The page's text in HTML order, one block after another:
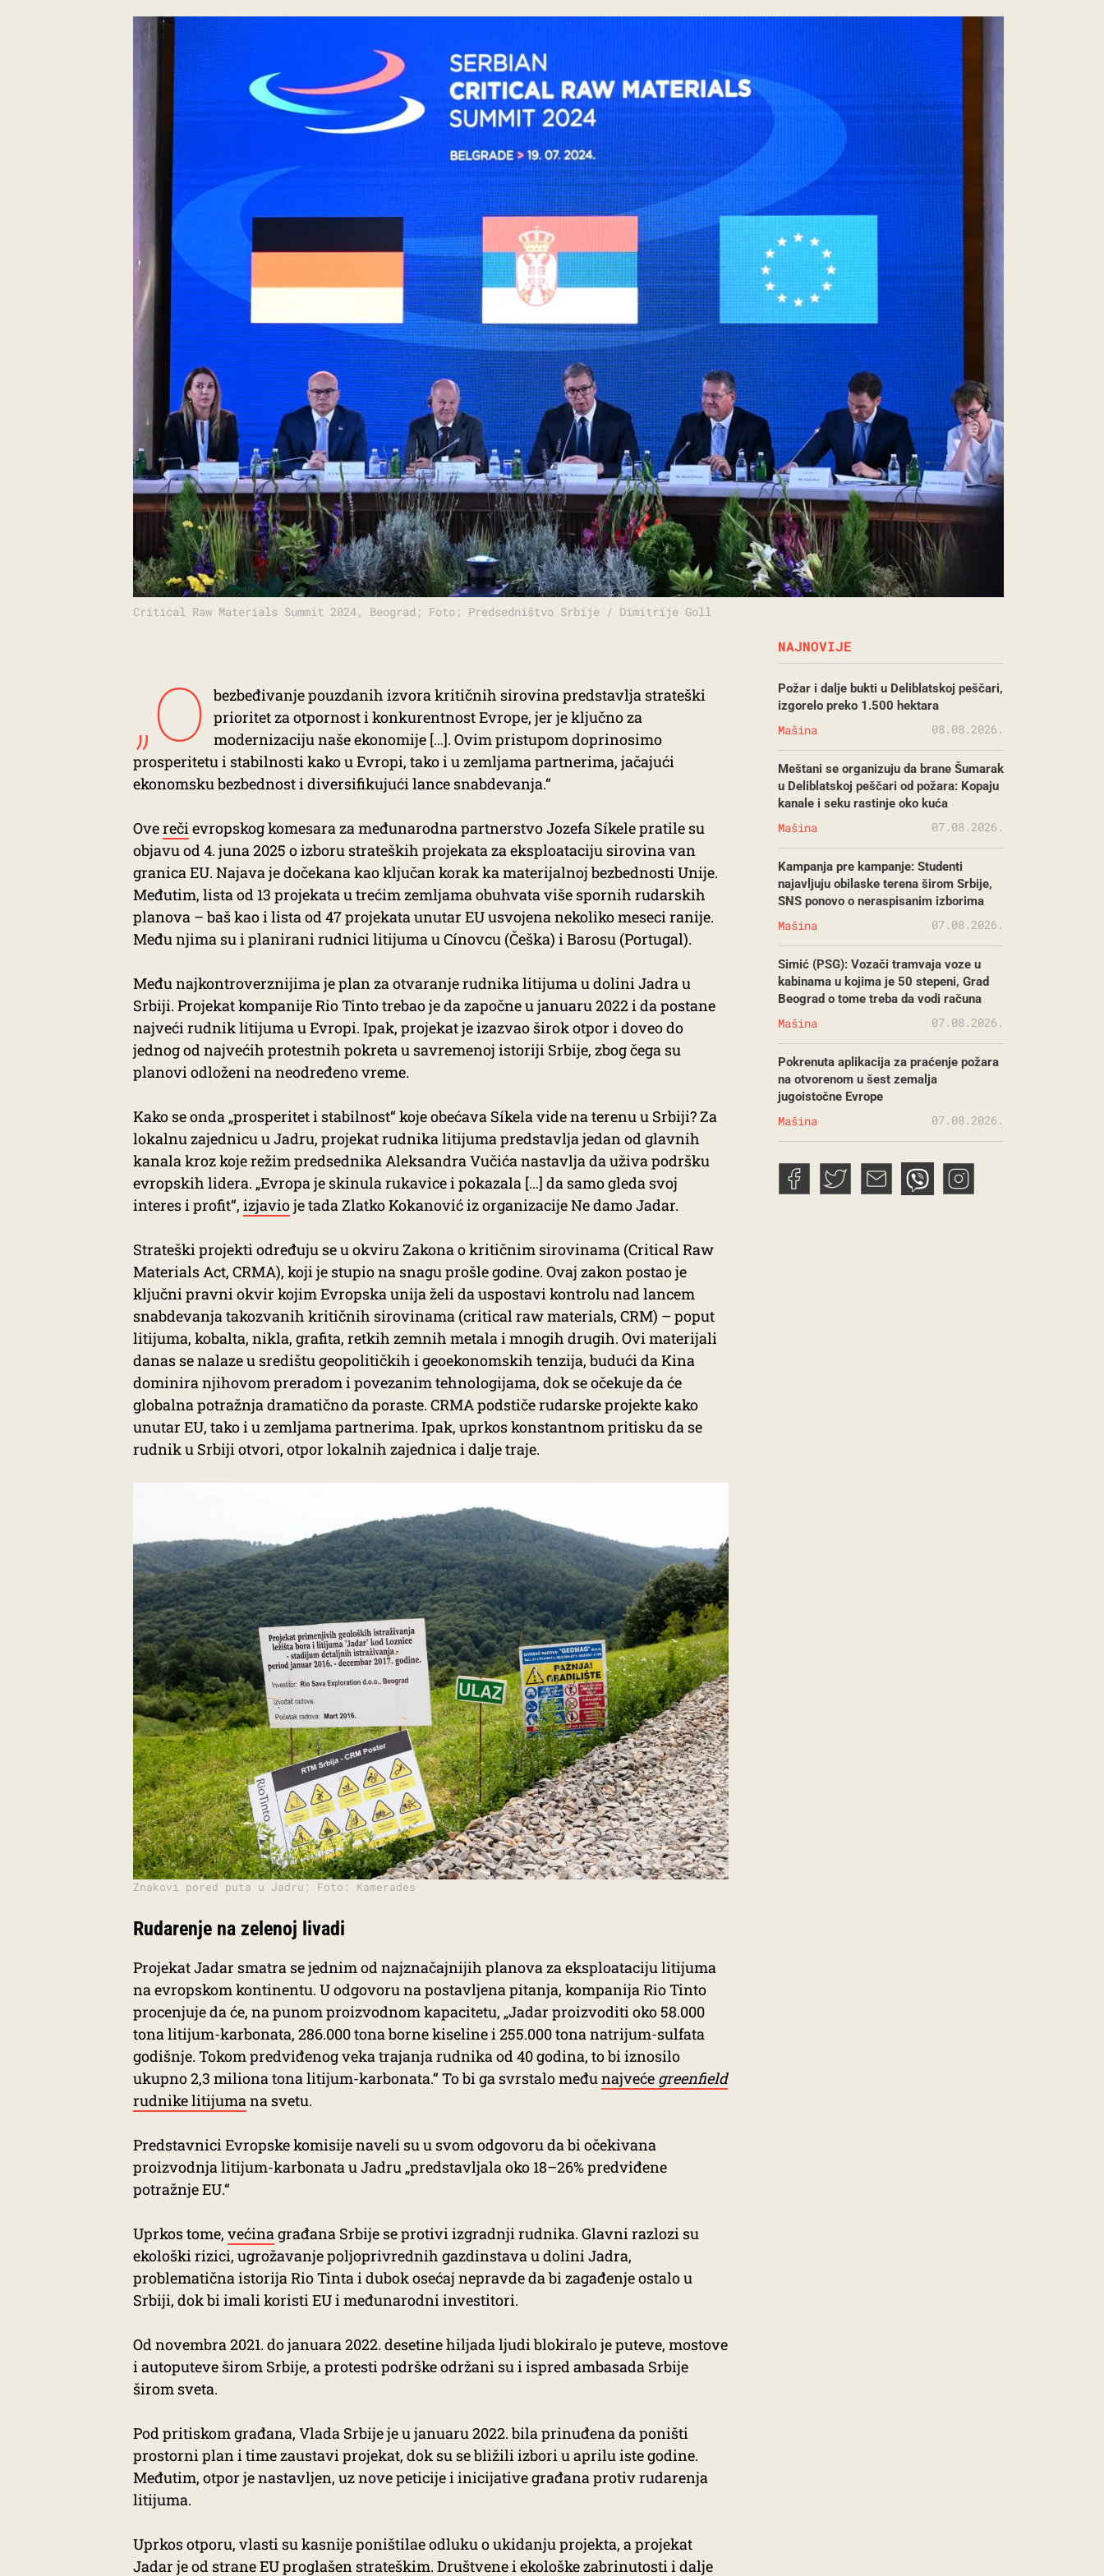
Critical Raw Materials Summit 2024, Beograd; Foto: Predsedništvo Srbije / Dimitrije Goll
„O bezbeđivanje pouzdanih izvora kritičnih sirovina predstavlja strateški
prioritet za otpornost i konkurentnost Evrope, jer je ključno za
modernizaciju naše ekonomije […]. Ovim pristupom doprinosimo
prosperitetu i stabilnosti kako u Evropi, tako i u zemljama partnerima, jačajući
ekonomsku bezbednost i diversifikujući lance snabdevanja.“
Overeči evropskog komesara za međunarodna partnerstvo Jozefa Síkele pratile su
objavu od 4. juna 2025 o izboru strateških projekata za eksploataciju sirovina van
granica EU. Najava je dočekana kao ključan korak ka materijalnoj bezbednosti Unije.
Međutim, lista od 13 projekata u trećim zemljama obuhvata više spornih rudarskih
planova – baš kao i lista od 47 projekata unutar EU usvojena nekoliko meseci ranije.
Među njima su i planirani rudnici litijuma u Cínovcu (Češka) i Barosu (Portugal).
Među najkontroverznijima je plan za otvaranje rudnika litijuma u dolini Jadra u
Srbiji. Projekat kompanije Rio Tinto trebao je da započne u januaru 2022 i da postane
najveći rudnik litijuma u Evropi. Ipak, projekat je izazvao širok otpor i doveo do
jednog od najvećih protestnih pokreta u savremenoj istoriji Srbije, zbog čega su
planovi odloženi na neodređeno vreme.
Kako se onda „prosperitet i stabilnost“ koje obećava Síkela vide na terenu u Srbiji? Za
lokalnu zajednicu u Jadru, projekat rudnika litijuma predstavlja jedan od glavnih
kanala kroz koje režim predsednika Aleksandra Vučića nastavlja da uživa podršku
evropskih lidera. „Evropa je skinula rukavice i pokazala […] da samo gleda svoj
interes i profit“, izjavioje tada Zlatko Kokanović iz organizacije Ne damo Jadar.
Strateški projekti određuju se u okviru Zakona o kritičnim sirovinama (Critical Raw
Materials Act, CRMA), koji je stupio na snagu prošle godine. Ovaj zakon postao je
ključni pravni okvir kojim Evropska unija želi da uspostavi kontrolu nad lancem
snabdevanja takozvanih kritičnih sirovinama (critical raw materials, CRM) – poput
litijuma, kobalta, nikla, grafita, retkih zemnih metala i mnogih drugih. Ovi materijali
danas se nalaze u središtu geopolitičkih i geoekonomskih tenzija, budući da Kina
dominira njihovom preradom i povezanim tehnologijama, dok se očekuje da će
globalna potražnja dramatično da poraste. CRMA podstiče rudarske projekte kako
unutar EU, tako i u zemljama partnerima. Ipak, uprkos konstantnom pritisku da se
rudnik u Srbiji otvori, otpor lokalnih zajednica i dalje traje.
Znakovi pored puta u Jadru; Foto: Kamerades
Rudarenje na zelenoj livadi
Projekat Jadar smatra se jednim od najznačajnijih planova za eksploataciju litijuma
na evropskom kontinentu. U odgovoru na postavljena pitanja, kompanija Rio Tinto
procenjuje da će, na punom proizvodnom kapacitetu, „Jadar proizvoditi oko 58.000
tona litijum-karbonata, 286.000 tona borne kiseline i 255.000 tona natrijum-sulfata
godišnje. Tokom predviđenog veka trajanja rudnika od 40 godina, to bi iznosilo
ukupno 2,3 miliona tona litijum-karbonata.“ To bi ga svrstalo međunajveće greenfield
rudnike litijumana svetu.
Predstavnici Evropske komisije naveli su u svom odgovoru da bi očekivana
proizvodnja litijum-karbonata u Jadru „predstavljala oko 18–26% predviđene
potražnje EU.“
Uprkos tome, većinagrađana Srbije se protivi izgradnji rudnika. Glavni razlozi su
ekološki rizici, ugrožavanje poljoprivrednih gazdinstava u dolini Jadra,
problematična istorija Rio Tinta i dubok osećaj nepravde da bi zagađenje ostalo u
Srbiji, dok bi imali koristi EU i međunarodni investitori.
Od novembra 2021. do januara 2022. desetine hiljada ljudi blokiralo je puteve, mostove
i autoputeve širom Srbije, a protesti podrške održani su i ispred ambasada Srbije
širom sveta.
Pod pritiskom građana, Vlada Srbije je u januaru 2022. bila prinuđena da poništi
prostorni plan i time zaustavi projekat, dok su se bližili izbori u aprilu iste godine.
Međutim, otpor je nastavljen, uz nove peticije i inicijative građana protiv rudarenja
litijuma.
Uprkos otporu, vlasti su kasnije poništilae odluku o ukidanju projekta, a projekat
Jadar je od strane EU proglašen strateškim. Društvene i ekološke zabrinutosti i dalje
NAJNOVIJE
Požar i dalje bukti u Deliblatskoj peščari,
izgorelo preko 1.500 hektara
Mašina 08.08.2026.
Meštani se organizuju da brane Šumarak
u Deliblatskoj peščari od požara: Kopaju
kanale i seku rastinje oko kuća
Mašina 07.08.2026.
Kampanja pre kampanje: Studenti
najavljuju obilaske terena širom Srbije,
SNS ponovo o neraspisanim izborima
Mašina 07.08.2026.
Simić (PSG): Vozači tramvaja voze u
kabinama u kojima je 50 stepeni, Grad
Beograd o tome treba da vodi računa
Mašina 07.08.2026.
Pokrenuta aplikacija za praćenje požara
na otvorenom u šest zemalja
jugoistočne Evrope
Mašina 07.08.2026.